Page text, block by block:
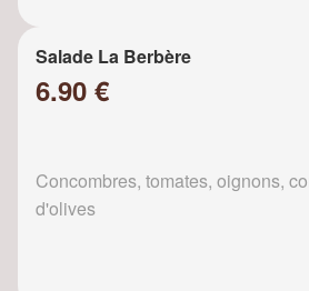
Salade La Berbère
6.90 €
Concombres, tomates, oignons,
d'olives